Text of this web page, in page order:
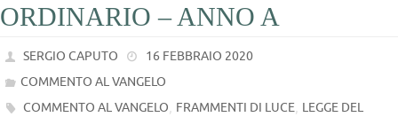
ORDINARIO – ANNO A
SERGIO CAPUTO
16 FEBBRAIO 2020
COMMENTO AL VANGELO
COMMENTO AL VANGELO, FRAMMENTI DI LUCE, LEGGE DEL